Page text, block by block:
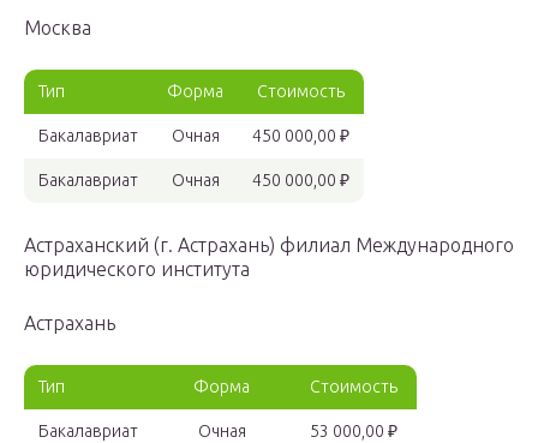
Москва
Тип Форма Стоимость
Бакалавриат Очная 450 000,00 ₽
Бакалавриат Очная 450 000,00 ₽
Астраханский (г. Астрахань) филиал Международного
юридического института
Астрахань
Тип Форма Стоимость
Бакалавриат Очная 53 000,00 ₽